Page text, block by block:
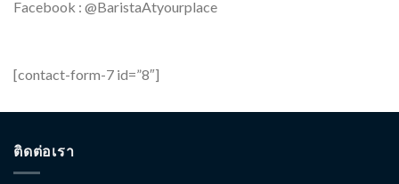
Facebook : @BaristaAtyourplace
[contact-form-7 id=”8″]
ติดต่อเรา